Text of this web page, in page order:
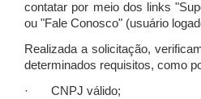
contatar por meio dos links
ou "Fale Conosco" (usuário
Realizada a solicitação,
determinados requisitos, como
· CNPJ válido;